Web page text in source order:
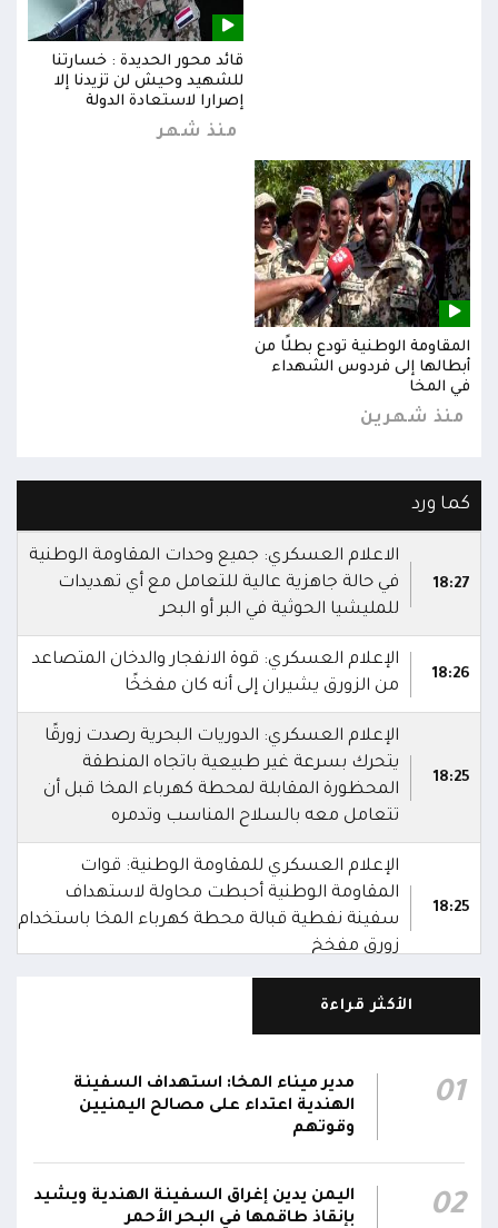
قائد محور الحديدة : خسارتنا
للشهيد وحيش لن تزيدنا إلا
إصرارا لاستعادة الدولة
منذ شهر
المقاومة الوطنية تودع بطلًا من
أبطالها إلى فردوس الشهداء
في المخا
منذ شهرين
كما ورد
18:27
الاعلام العسكري: جميع وحدات المقاومة الوطنية
في حالة جاهزية عالية للتعامل مع أي تهديدات
للمليشيا الحوثية في البر أو البحر
18:26
الإعلام العسكري: قوة الانفجار والدخان المتصاعد
من الزورق يشيران إلى أنه كان مفخخًا
18:25
الإعلام العسكري: الدوريات البحرية رصدت زورقًا
يتحرك بسرعة غير طبيعية باتجاه المنطقة
المحظورة المقابلة لمحطة كهرباء المخا قبل أن
تتعامل معه بالسلاح المناسب وتدمره
18:25
الإعلام العسكري للمقاومة الوطنية: قوات
المقاومة الوطنية أحبطت محاولة لاستهداف
سفينة نفطية قبالة محطة كهرباء المخا باستخدام
زورق مفخخ
المقاومة الوطنية تدمر زورقاً حوثياً مفخخاً حاول
وزير الصحة: القصف الحوثي استهدف أحياءً سكنية
مليشيا الحوثي تقصف بالمُسيرات مدرسة علي
الأكثر قراءة
01
مدير ميناء المخا: استهداف السفينة
الهندية اعتداء على مصالح اليمنيين
وقوتهم
02
اليمن يدين إغراق السفينة الهندية ويشيد
بإنقاذ طاقمها في البحر الأحمر